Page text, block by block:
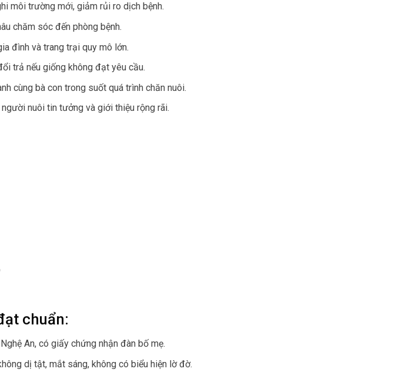
môi trường mới, giảm rủi ro dịch bệnh.
chăm sóc đến phòng bệnh.
đình và trang trại quy mô lớn.
trả nếu giống không đạt yêu cầu.
cùng bà con trong suốt quá trình chăn nuôi.
nuôi tin tưởng và giới thiệu rộng rãi.
chuẩn:
An, có giấy chứng nhận đàn bố mẹ.
dị tật, mắt sáng, không có biểu hiện lờ đờ.